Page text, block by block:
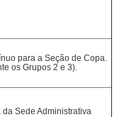
para a Seção de Copa.
os Grupos 2 e 3).
da Sede Administrativa